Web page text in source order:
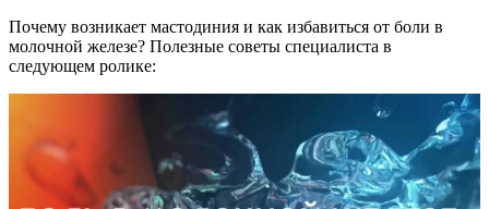
Почему возникает мастодиния и как избавиться от боли в
молочной железе? Полезные советы специалиста в
следующем ролике: